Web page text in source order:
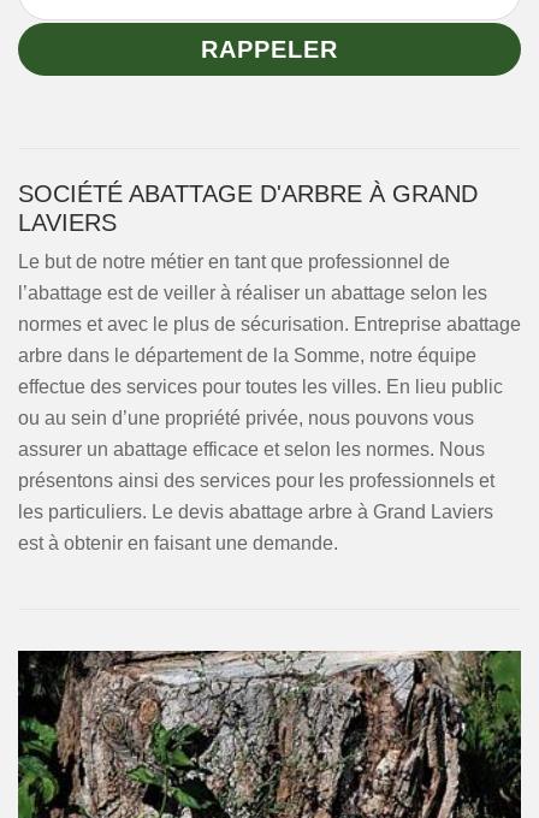
SOCIÉTÉ ABATTAGE D'ARBRE À GRAND
LAVIERS
Le but de notre métier en tant que professionnel de
l’abattage est de veiller à réaliser un abattage selon les
normes et avec le plus de sécurisation. Entreprise abattage
arbre dans le département de la Somme, notre équipe
effectue des services pour toutes les villes. En lieu public
ou au sein d’une propriété privée, nous pouvons vous
assurer un abattage efficace et selon les normes. Nous
présentons ainsi des services pour les professionnels et
les particuliers. Le devis abattage arbre à Grand Laviers
est à obtenir en faisant une demande.